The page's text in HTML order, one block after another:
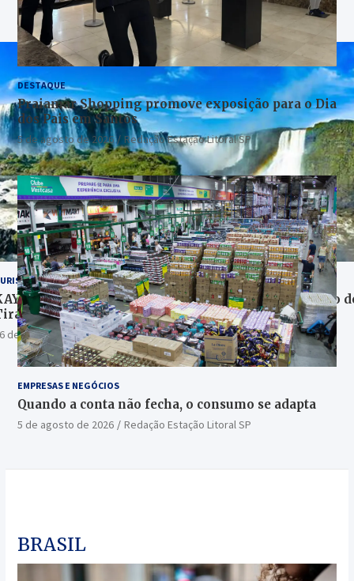
revela os destinos mais buscados para o feriado
de abril de 2026 Redação Estação Litoral SP
DESTAQUE
Praiamar Shopping promove exposição para o Dia
dos Pais em Santos
5 de agosto de 2026 Redação Estação Litoral SP
EMPRESAS E NEGÓCIOS
Quando a conta não fecha, o consumo se adapta
5 de agosto de 2026 Redação Estação Litoral SP
BRASIL